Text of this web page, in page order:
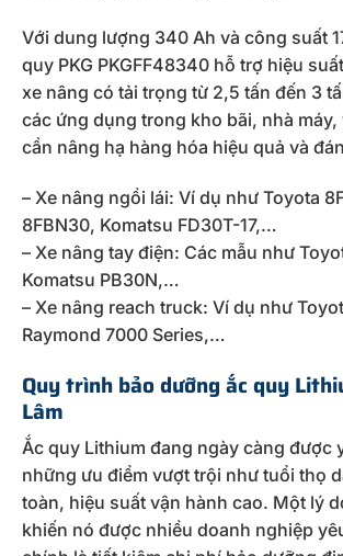
Với dung lượng 340 Ah và công suất
quy PKG PKGFF48340 hỗ trợ hiệu
xe nâng có tải trọng từ 2,5 tấn đến 3
các ứng dụng trong kho bãi, nhà
cần nâng hạ hàng hóa hiệu quả và
– Xe nâng ngồi lái: Ví dụ như Toyota
8FBN30, Komatsu FD30T-17,…
– Xe nâng tay điện: Các mẫu như
Komatsu PB30N,…
– Xe nâng reach truck: Ví dụ như
Raymond 7000 Series,…
Quy trình bảo dưỡng ắc quy
Lâm
Ắc quy Lithium đang ngày càng được
những ưu điểm vượt trội như tuổi thọ
toàn, hiệu suất vận hành cao. Một lý
khiến nó được nhiều doanh nghiệp